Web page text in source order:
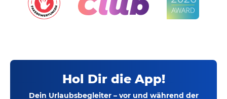
Hol Dir die App!
Dein Urlaubsbegleiter – vor und während der